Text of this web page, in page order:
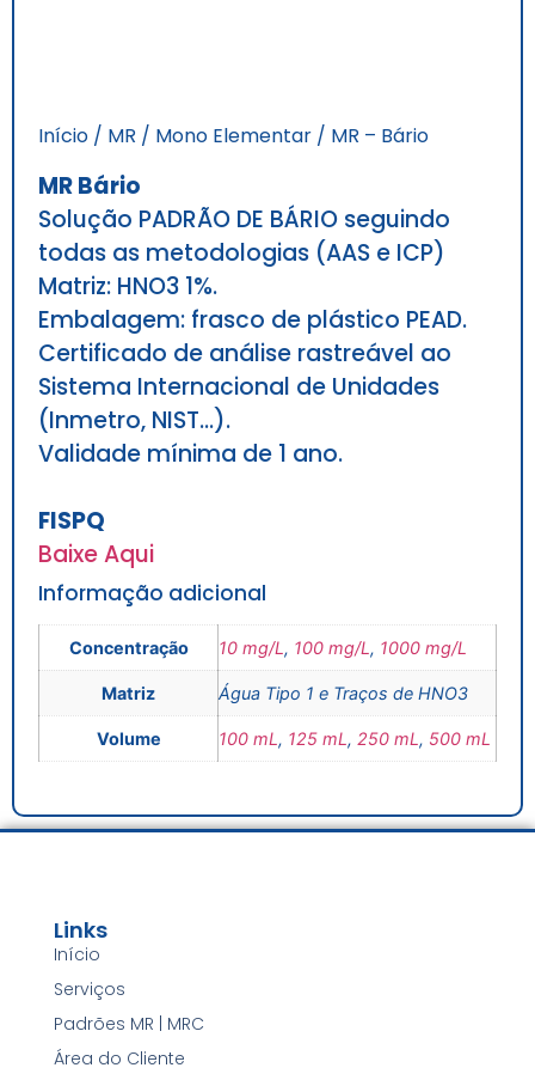
Início / MR / Mono Elementar / MR – Bário
MR Bário
Solução PADRÃO DE BÁRIO seguindo
todas as metodologias (AAS e ICP)
Matriz: HNO3 1%.
Embalagem: frasco de plástico PEAD.
Certificado de análise rastreável ao
Sistema Internacional de Unidades
(Inmetro, NIST…).
Validade mínima de 1 ano.
FISPQ
Baixe Aqui
Informação adicional
Concentração 10 mg/L , 100 mg/L , 1000 mg/L
Matriz Água Tipo 1 e Traços de HNO3
Volume 100 mL , 125 mL , 250 mL , 500 mL
Links
Início
Serviços
Padrões MR | MRC
Área do Cliente